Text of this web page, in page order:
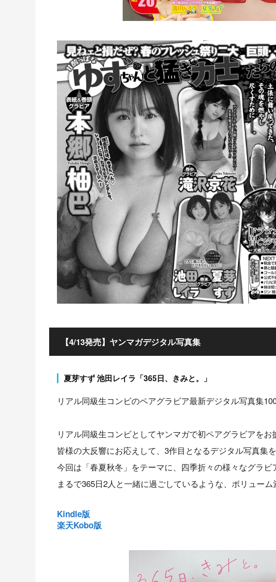
【4/13発売】ヤンマガデジタル写真集
夏芽すず 池田レイラ「365日、きみと。」
リアル同級生コンビのペアグラビア最新デジタル写真集
リアル同級生コンビとしてヤンマガで初ペアグラビアをお
皆様の大反響にお応えして、3作目となるデジタル写真集
今回は「春夏秋冬」をテーマに、四季折々の様々なグラビ
まるで365日2人と一緒に過ごしているような、ボリューム
Kindle版
楽天Kobo版